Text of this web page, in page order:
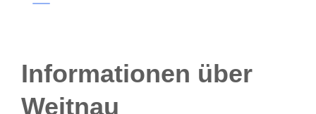
Informationen über
Weitnau